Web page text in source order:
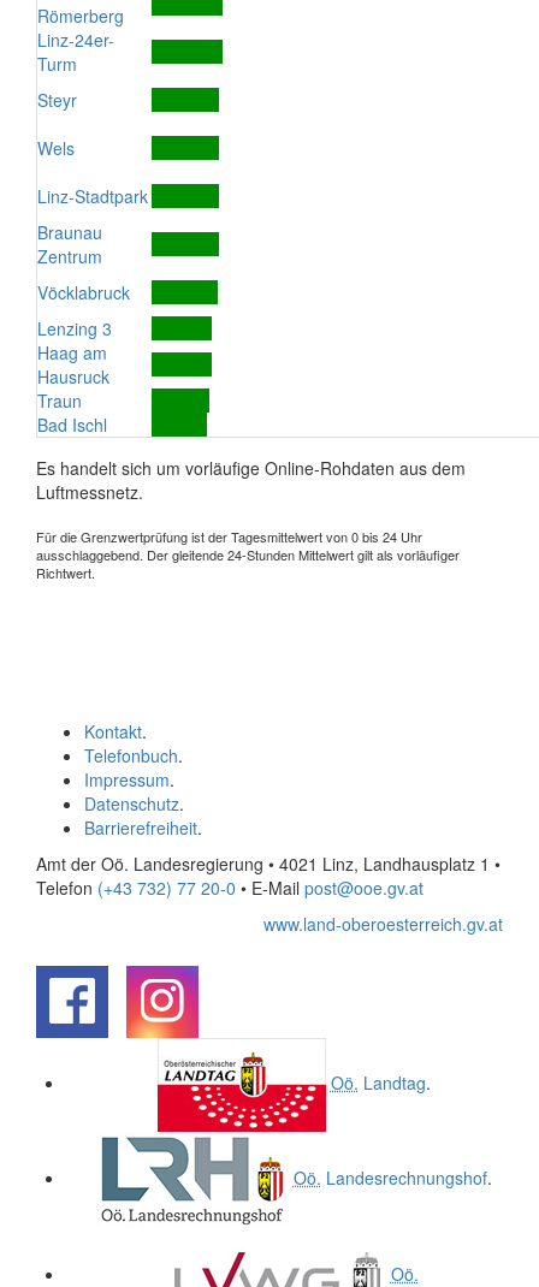
Römerberg
Linz-24er-
Turm
Steyr
Wels
Linz-Stadtpark
Braunau
Zentrum
Vöcklabruck
Lenzing 3
Haag am
Hausruck
Traun
Bad Ischl
Es handelt sich um vorläufige Online-Rohdaten aus dem
Luftmessnetz.
Für die Grenzwertprüfung ist der Tagesmittelwert von 0 bis 24 Uhr
ausschlaggebend. Der gleitende 24-Stunden Mittelwert gilt als vorläufiger
Richtwert.
Kontakt.
Telefonbuch.
Impressum.
Datenschutz.
Barrierefreiheit.
Amt der Oö. Landesregierung • 4021 Linz, Landhausplatz 1 •
Telefon (+43 732) 77 20-0 • E-Mail post@ooe.gv.at
www.land-oberoesterreich.gv.at
Oö. Landtag.
Oö. Landesrechnungshof.
Oö.